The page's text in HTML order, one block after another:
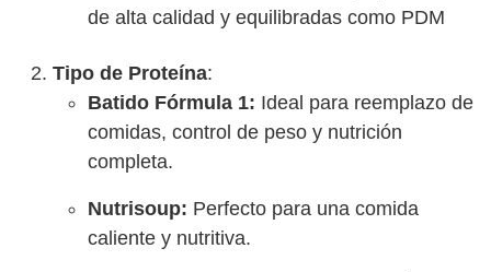
de alta calidad y equilibradas como PDM
Tipo de Proteína:
Batido Fórmula 1: Ideal para reemplazo de
comidas, control de peso y nutrición
completa.
Nutrisoup: Perfecto para una comida
caliente y nutritiva.